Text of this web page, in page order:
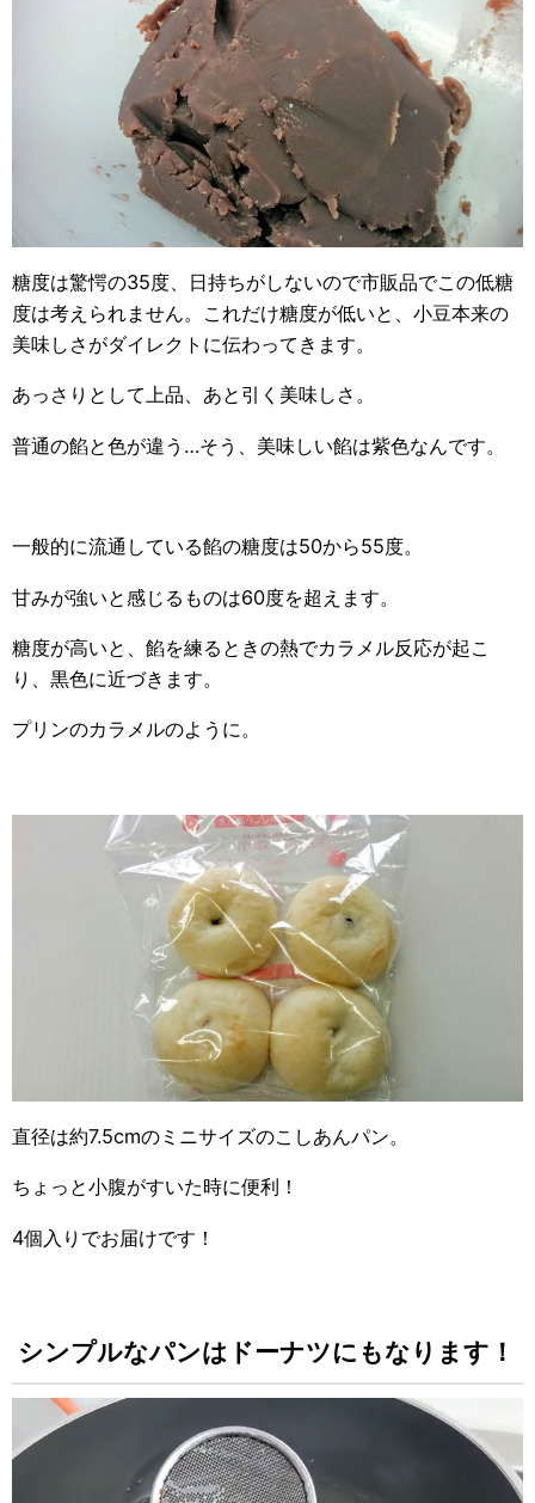
糖度は驚愕の35度、日持ちがしないので市販品でこの低糖
度は考えられません。これだけ糖度が低いと、小豆本来の
美味しさがダイレクトに伝わってきます。
あっさりとして上品、あと引く美味しさ。
普通の餡と色が違う…そう、美味しい餡は紫色なんです。
一般的に流通している餡の糖度は50から55度。
甘みが強いと感じるものは60度を超えます。
糖度が高いと、餡を練るときの熱でカラメル反応が起こ
り、黒色に近づきます。
プリンのカラメルのように。
直径は約7.5cmのミニサイズのこしあんパン。
ちょっと小腹がすいた時に便利！
4個入りでお届けです！
シンプルなパンはドーナツにもなります！